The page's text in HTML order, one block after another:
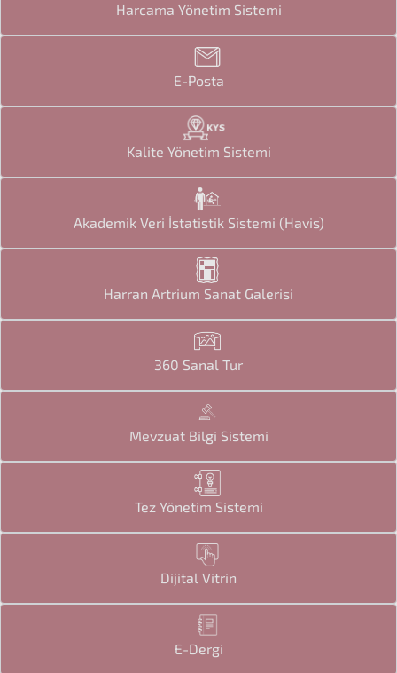
Harcama Yönetim Sistemi
E-Posta
Kalite Yönetim Sistemi
Akademik Veri İstatistik Sistemi (Havis)
Harran Artrium Sanat Galerisi
360 Sanal Tur
Mevzuat Bilgi Sistemi
Tez Yönetim Sistemi
Dijital Vitrin
E-Dergi